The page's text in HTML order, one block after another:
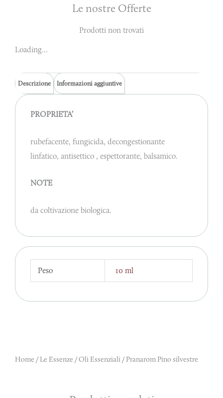
Le nostre Offerte
Prodotti non trovati
Loading...
Descrizione Informazioni aggiuntive
PROPRIETA’
rubefacente, fungicida, decongestionante
linfatico, antisettico , espettorante, balsamico.
NOTE
da coltivazione biologica.
Peso 10 ml
Home /Le Essenze /Oli Essenziali / Pranarom Pino silvestre